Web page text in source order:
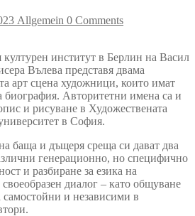
Allgemein 0 Comments
културен институт в Берлин на Васил
Вълева представя двама
арт сцена художници, които имат
биография. Авторитетни имена са и
и рисуване в Художествената
в София.
баща и дъщеря среща си дават два
генерационно, но специфично
и разбиране за езика на
диалог – като общуване
и независими в